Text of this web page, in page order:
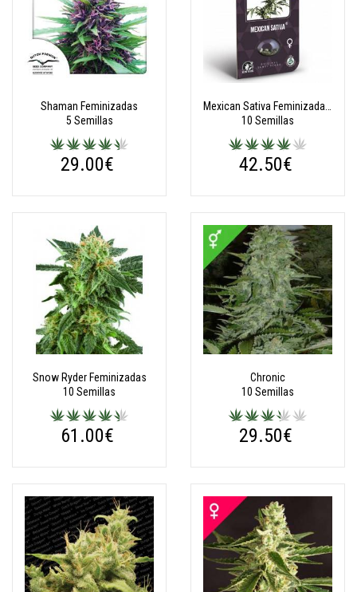
Shaman Feminizadas
5 Semillas
29.00€
10 Semillas
42.50€
Snow Ryder Feminizadas
10 Semillas
61.00€
Chronic
10 Semillas
29.50€